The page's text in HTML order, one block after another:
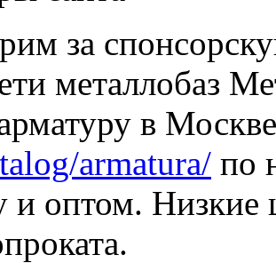
за
металлобаз
в
armatura/ по
и оптом. Низкие